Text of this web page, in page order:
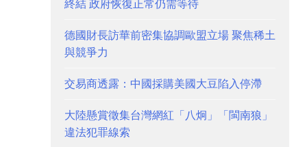
終結 政府恢復正常仍需等待
德國財長訪華前密集協調歐盟立場 聚焦稀土
與競爭力
交易商透露：中國採購美國大豆陷入停滯
大陸懸賞徵集台灣網紅「八炯」「閩南狼」
違法犯罪線索